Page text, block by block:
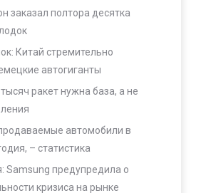
заказал полтора десятка
Китай стремительно
автогиганты
ракет нужна база, а не
автомобили в
– статистика
Samsung предупредила о
кризиса на рынке